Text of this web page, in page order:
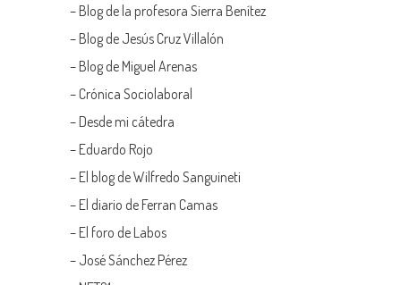
– Blog de la profesora Sierra Benítez
– Blog de Jesús Cruz Villalón
– Blog de Miguel Arenas
– Crónica Sociolaboral
– Desde mi cátedra
– Eduardo Rojo
– El blog de Wilfredo Sanguineti
– El diario de Ferran Camas
– El foro de Labos
– José Sánchez Pérez